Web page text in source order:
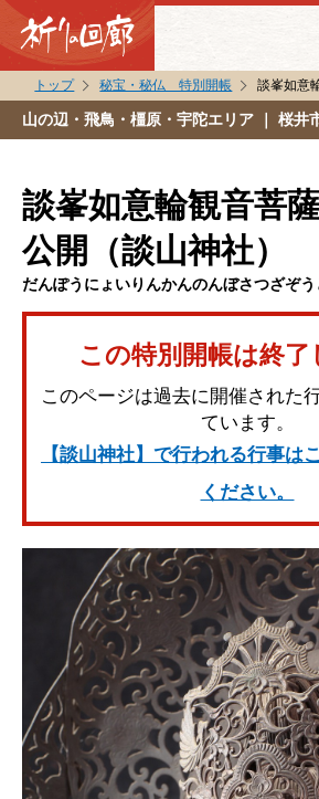
秘宝・秘仏特別開帳
祈りの回廊コラム
トップ 秘宝・秘仏 特別開帳 談峯如意
山の辺・飛鳥・橿原・宇陀エリア ｜ 桜井
談峯如意輪観音菩
公開（談山神社）
だんぽうにょいりんかんのんぼさつざぞ
この特別開帳は終了
このページは過去に開催された
ています。
【談山神社】で行われる行事は
ください。